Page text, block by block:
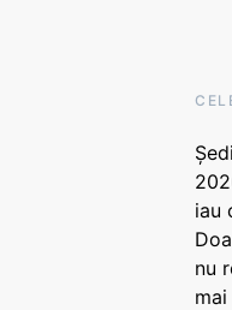
iau
nu